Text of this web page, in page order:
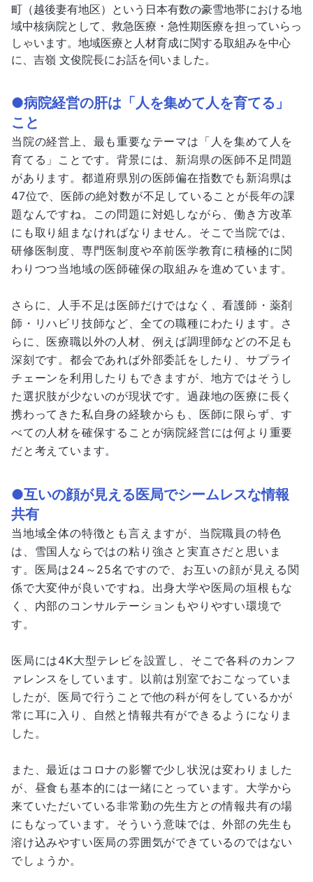
町（越後妻有地区）という日本有数の豪雪地帯における地
域中核病院として、救急医療・急性期医療を担っていらっ
しゃいます。地域医療と人材育成に関する取組みを中心
に、吉嶺 文俊院長にお話を伺いました。
●病院経営の肝は「人を集めて人を育てる」
こと
当院の経営上、最も重要なテーマは「人を集めて人を
育てる」ことです。背景には、新潟県の医師不足問題
があります。都道府県別の医師偏在指数でも新潟県は
47位で、医師の絶対数が不足していることが長年の課
題なんですね。この問題に対処しながら、働き方改革
にも取り組まなければなりません。そこで当院では、
研修医制度、専門医制度や卒前医学教育に積極的に関
わりつつ当地域の医師確保の取組みを進めています。
さらに、人手不足は医師だけではなく、看護師・薬剤
師・リハビリ技師など、全ての職種にわたります。さ
らに、医療職以外の人材、例えば調理師などの不足も
深刻です。都会であれば外部委託をしたり、サプライ
チェーンを利用したりもできますが、地方ではそうし
た選択肢が少ないのが現状です。過疎地の医療に長く
携わってきた私自身の経験からも、医師に限らず、す
べての人材を確保することが病院経営には何より重要
だと考えています。
●互いの顔が見える医局でシームレスな情報
共有
当地域全体の特徴とも言えますが、当院職員の特色
は、雪国人ならではの粘り強さと実直さだと思いま
す。医局は24～25名ですので、お互いの顔が見える関
係で大変仲が良いですね。出身大学や医局の垣根もな
く、内部のコンサルテーションもやりやすい環境で
す。
医局には4K大型テレビを設置し、そこで各科のカンフ
ァレンスをしています。以前は別室でおこなっていま
したが、医局で行うことで他の科が何をしているかが
常に耳に入り、自然と情報共有ができるようになりま
した。
また、最近はコロナの影響で少し状況は変わりました
が、昼食も基本的には一緒にとっています。大学から
来ていただいている非常勤の先生方との情報共有の場
にもなっています。そういう意味では、外部の先生も
溶け込みやすい医局の雰囲気ができているのではない
でしょうか。